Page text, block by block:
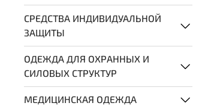
СРЕДСТВА ИНДИВИДУАЛЬНОЙ
ЗАЩИТЫ
ОДЕЖДА ДЛЯ ОХРАННЫХ И
СИЛОВЫХ СТРУКТУР
МЕДИЦИНСКАЯ ОДЕЖДА